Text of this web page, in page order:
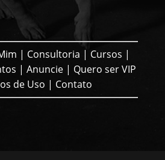
| Consultoria | Cursos |
| Anuncie| Quero ser VIP
de Uso | Contato